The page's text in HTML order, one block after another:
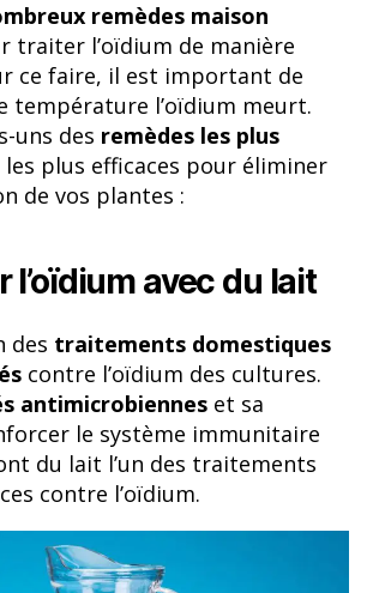
remèdes maison
traiter l’oïdium de manière
ce faire, il est important de
température l’oïdium meurt.
uns des remèdes les plus
les plus efficaces pour éliminer
de vos plantes :
l’oïdium avec du lait
des traitements domestiques
contre l’oïdium des cultures.
antimicrobiennes et sa
le système immunitaire
du lait l’un des traitements
contre l’oïdium.